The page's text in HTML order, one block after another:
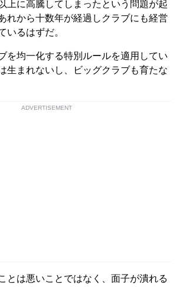
上に高騰してしまったという問題が起
れから十数年が経過しクラブにも経営
いるはずだ。
を均一化する特別ルールを適用してい
生まれないし、ビッグクラブも育たな
ADVERTISEMENT
とは悪いことではなく、面子が潰れる